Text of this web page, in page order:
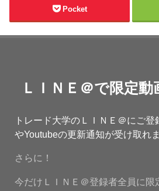
Pocket
ＬＩＮＥ＠で限定動
トレード大学のＬＩＮＥ＠にご登
やYoutubeの更新通知が受け取れ
さらに！
今だけＬＩＮＥ＠登録者全員に限